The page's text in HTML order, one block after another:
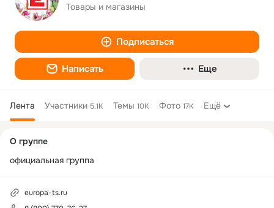
Товары и магазины
Подписаться
Написать Еще
Лента Участники 5.1K Темы 10K Фото 17K Ещё
колонка
О группе
официальная группа
europa-ts.ru